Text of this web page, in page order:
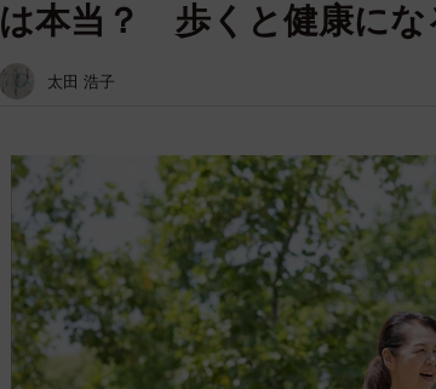
は本当？ 歩くと健康にな
太田 浩子